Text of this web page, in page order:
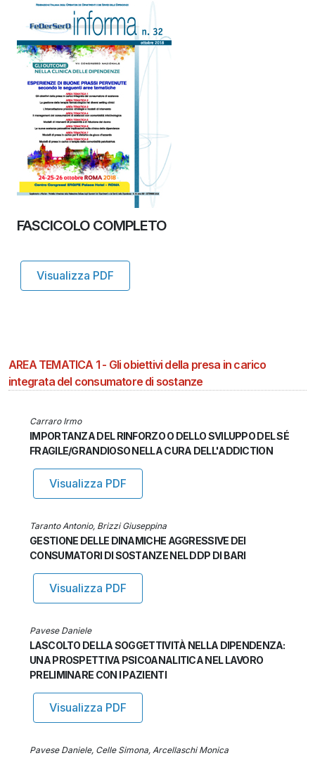
FASCICOLO COMPLETO
Visualizza PDF
AREA TEMATICA 1 - Gli obiettivi della presa in carico
integrata del consumatore di sostanze
Carraro Irmo
IMPORTANZA DEL RINFORZO O DELLO SVILUPPO DEL SÉ
FRAGILE/GRANDIOSO NELLA CURA DELL'ADDICTION
Visualizza PDF
Taranto Antonio, Brizzi Giuseppina
GESTIONE DELLE DINAMICHE AGGRESSIVE DEI
CONSUMATORI DI SOSTANZE NEL DDP DI BARI
Visualizza PDF
Pavese Daniele
LASCOLTO DELLA SOGGETTIVITÀ NELLA DIPENDENZA:
UNA PROSPETTIVA PSICOANALITICA NEL LAVORO
PRELIMINARE CON I PAZIENTI
Visualizza PDF
Pavese Daniele, Celle Simona, Arcellaschi Monica